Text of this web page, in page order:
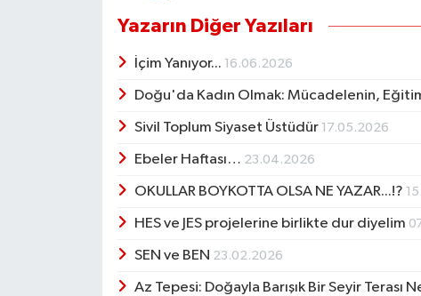
Yazarın Diğer Yazıları
İçim Yanıyor... 16.06.2026
Doğu'da Kadın Olmak: Mücadelenin,
Sivil Toplum Siyaset Üstüdür 17.05.2026
Ebeler Haftası… 23.04.2026
OKULLAR BOYKOTTA OLSA NE YAZAR...!?
HES ve JES projelerine birlikte dur diyelim
SEN ve BEN 23.02.2026
Az Tepesi: Doğayla Barışık Bir Seyir Terası